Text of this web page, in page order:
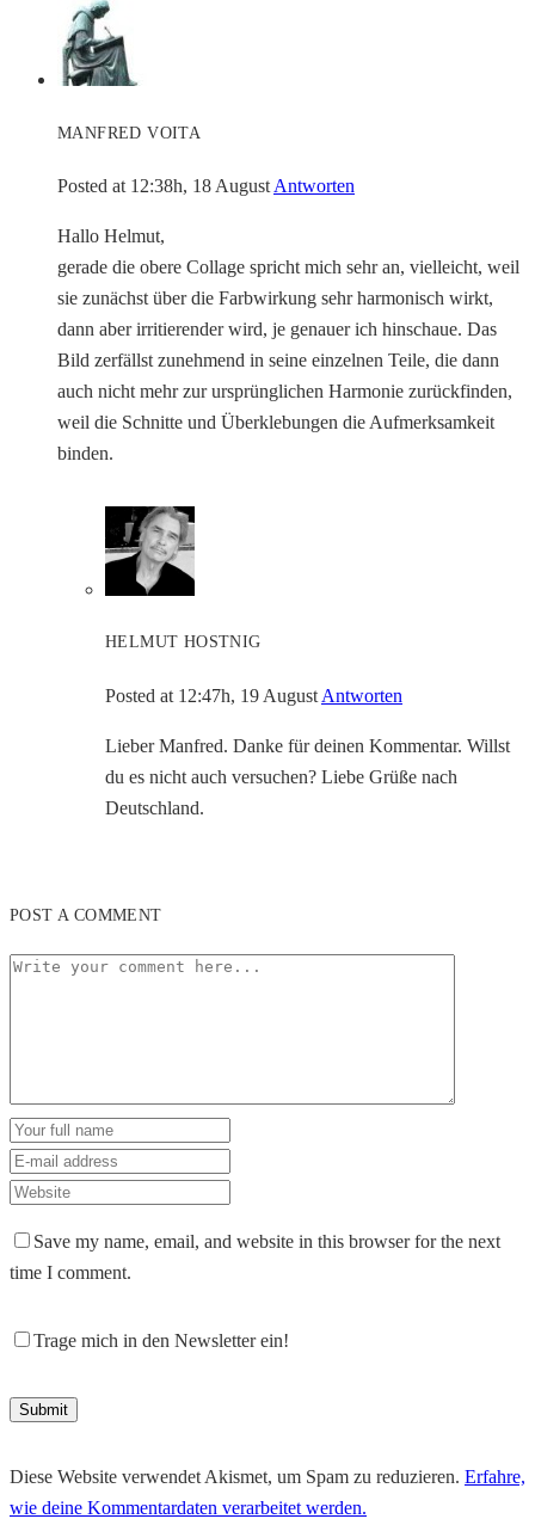
MANFRED VOITA
Posted at 12:38h, 18 August Antworten
Hallo Helmut,
gerade die obere Collage spricht mich sehr an, vielleicht, weil
sie zunächst über die Farbwirkung sehr harmonisch wirkt,
dann aber irritierender wird, je genauer ich hinschaue. Das
Bild zerfällst zunehmend in seine einzelnen Teile, die dann
auch nicht mehr zur ursprünglichen Harmonie zurückfinden,
weil die Schnitte und Überklebungen die Aufmerksamkeit
binden.
HELMUT HOSTNIG
Posted at 12:47h, 19 August Antworten
Lieber Manfred. Danke für deinen Kommentar. Willst
du es nicht auch versuchen? Liebe Grüße nach
Deutschland.
POST A COMMENT
Save my name, email, and website in this browser for the next
time I comment.
Trage mich in den Newsletter ein!
Diese Website verwendet Akismet, um Spam zu reduzieren. Erfahre,
wie deine Kommentardaten verarbeitet werden.